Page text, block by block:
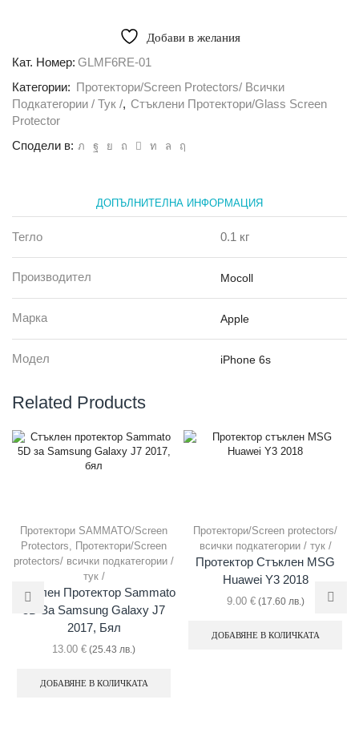
Rofi
iPhone
6
/
2.5D
Добави в желания
Кат. Номер: GLMF6RE-01
Категории:
Протектори/Screen Protectors/ Всички
Подкатегории / Тук /, Стъклени Протектори/Glass Screen
Protector
Сподели в:
ДОПЪЛНИТЕЛНА ИНФОРМАЦИЯ
Тегло 0.1 кг
Производител Mocoll
Марка Apple
Модел iPhone 6s
Related Products
Протектори SAMMATO/Screen
Protectors
Протектори/Screen
protectors/ всички подкатегории /
тук /
Стъклен Протектор Sammato
5D За Samsung Galaxy J7
2017, Бял
13.00 € (25.43 лв.)
ДОБАВЯНЕ В КОЛИЧКАТА
Протектори/Screen protectors/
всички подкатегории / тук /
Протектор Стъклен MSG
Huawei Y3 2018
9.00 €(17.60 лв.)
ДОБАВЯНЕ В КОЛИЧКАТА